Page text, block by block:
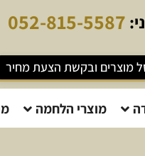
-815-5587
מוצרים ובקשת הצעת מחיר
מוצרי הלחמה